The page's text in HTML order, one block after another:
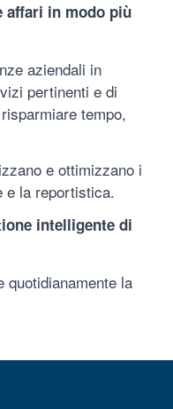
in modo più
aziendali in
pertinenti e di
tempo,
e ottimizzano i
e la reportistica.
intelligente di
quotidianamente la